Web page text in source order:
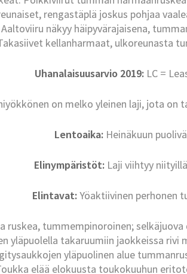
rengastäplä joskus pohjaa
näkyy häipyvärajaisena,
kellanharmaat, ulkoreunasta
Uhanalaisuusarvio 2019: LC =
on melko yleinen laji, jota on
Lentoaika: Heinäkuun
Elinympäristöt: Laji viihtyy
Elintavat:Yöaktiivinen perhonen
ruskea, tummempinoroinen;
yläpuolella takaruumiin jaokkeissa
yläpuolinen alue
elää elokuusta toukokuuhun